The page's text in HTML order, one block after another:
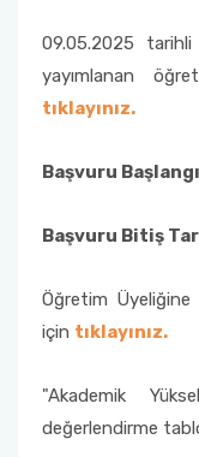
09.05.2025 tarihli
yayımlanan
tıklayınız.
Başvuru
Başvuru Bitiş
Öğretim
için tıklayınız.
"Akademik
değerlendirme
Maaş Tahakkuk Şube
Hizmet İçi Eğitim